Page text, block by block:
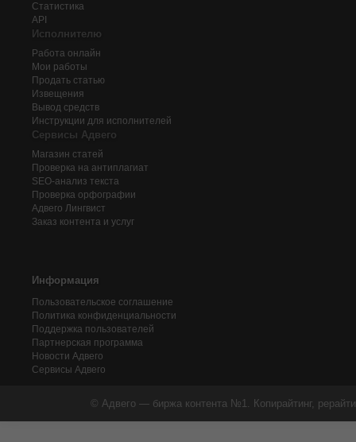
Статистика
API
Исполнителю
Работа онлайн
Мои работы
Продать статью
Извещения
Вывод средств
Инструкции для исполнителей
Сервисы Адвего
Магазин статей
Проверка на антиплагиат
SEO-анализ текста
Проверка орфографии
Адвего Лингвист
Заказ контента и услуг
Информация
Пользовательское соглашение
Политика конфиденциальности
Поддержка пользователей
Партнерская программа
Новости Адвего
Сервисы Адвего
© Адвего — биржа контента №1. Копирайтинг,